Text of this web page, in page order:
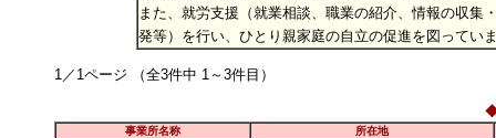
また、就労支援（就業相談、職業の紹介、情報の収集
発等）を行い、ひとり親家庭の自立の促進を図ってい
1／1ページ （全3件中 1～3件目）
事業所名称 所在地